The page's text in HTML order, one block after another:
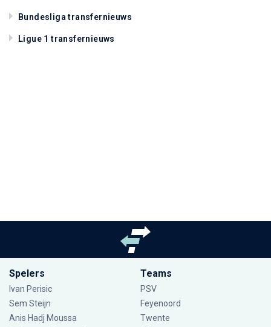
Bundesliga transfernieuws
Ligue 1 transfernieuws
Spelers
Ivan Perisic
Sem Steijn
Anis Hadj Moussa
Teams
PSV
Feyenoord
Twente